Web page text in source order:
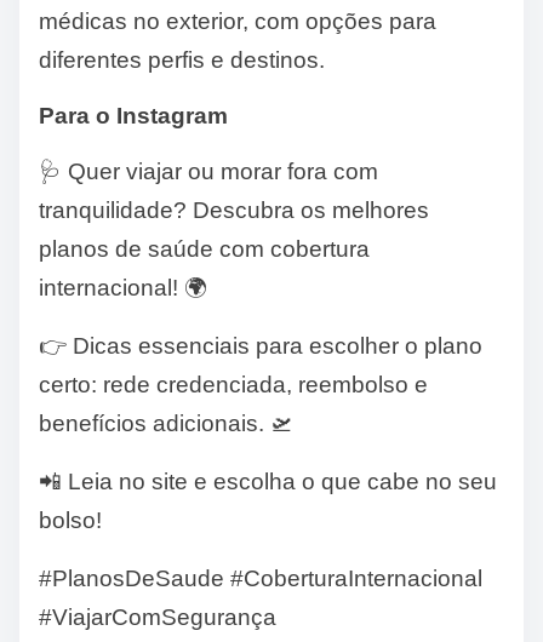
médicas no exterior, com opções para
diferentes perfis e destinos.
Para o Instagram
🩺 Quer viajar ou morar fora com
tranquilidade? Descubra os melhores
planos de saúde com cobertura
internacional! 🌍
👉 Dicas essenciais para escolher o plano
certo: rede credenciada, reembolso e
benefícios adicionais. 🛫
📲 Leia no site e escolha o que cabe no seu
bolso!
#PlanosDeSaude #CoberturaInternacional
#ViajarComSegurança